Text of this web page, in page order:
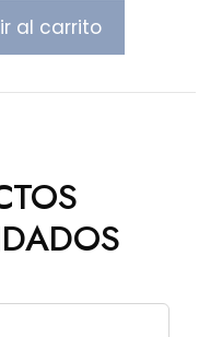
al carrito